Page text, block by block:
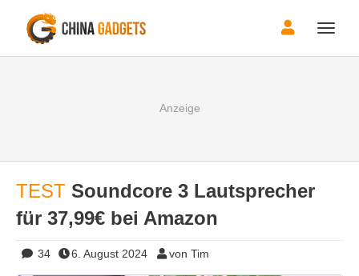
Toggle
TEST Soundcore 3 Lautsprecher
für 37,99€ bei Amazon
34 6. August 2024 von Tim